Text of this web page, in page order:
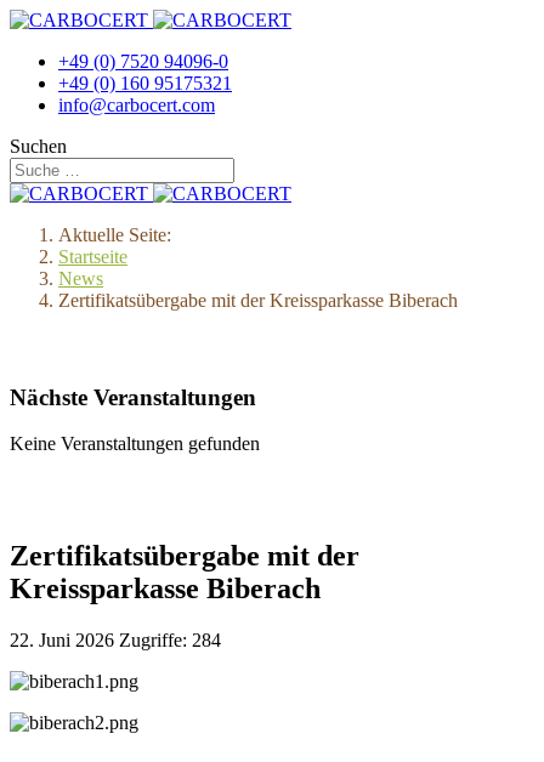
+49 (0) 7520 94096-0
+49 (0) 160 95175321
info@carbocert.com
Suchen
Aktuelle Seite:
Startseite
News
Zertifikatsübergabe mit der Kreissparkasse Biberach
Nächste Veranstaltungen
Keine Veranstaltungen gefunden
Zertifikatsübergabe mit der
Kreissparkasse Biberach
22. Juni 2026 Zugriffe: 284